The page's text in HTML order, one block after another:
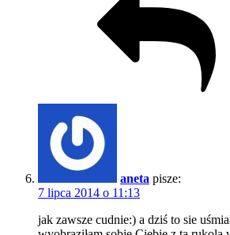
aneta pisze:
7 lipca 2014 o 11:13
jak zawsze cudnie:) a dziś to sie